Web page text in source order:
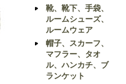
靴、靴下、手袋、
ルームシューズ、
ルームウェア
帽子、スカーフ、
マフラー、タオ
ル、ハンカチ、ブ
ランケット